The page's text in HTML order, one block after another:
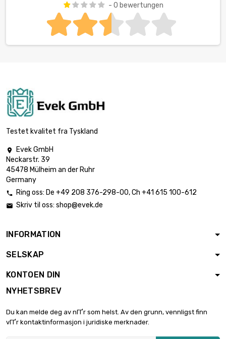
- 0 bewertungen
Testet kvalitet fra Tyskland

Evek GmbH
Neckarstr. 39
45478 Mülheim an der Ruhr
Germany
 Ring oss: De +49 208 376-298-00, Ch +41 615 100-612
 Skriv til oss: shop@evek.de
INFORMATION
SELSKAP
KONTOEN DIN
NYHETSBREV
Du kan melde deg av nГҐr som helst. Av den grunn, vennligst finn
vГҐr kontaktinformasjon i juridiske merknader.